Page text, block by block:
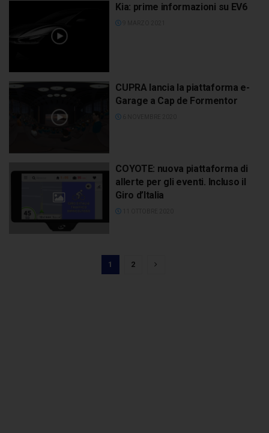
Kia: prime informazioni su EV6
CUPRA lancia la piattaforma e-
Garage a Cap de Formentor
COYOTE: nuova piattaforma di
allerte per gli eventi. Incluso il
Giro d’Italia
1 2